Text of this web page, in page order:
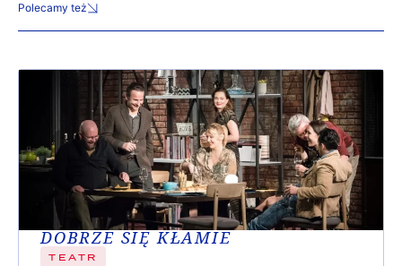
Polecamy też
DOBRZE SIĘ KŁAMIE
TEATR